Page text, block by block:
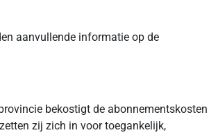
aanvullende informatie op de
bekostigt de abonnementskosten
zij zich in voor toegankelijk,